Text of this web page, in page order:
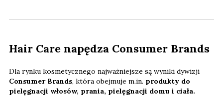
Hair Care napędza Consumer Brands
Dla rynku kosmetycznego najważniejsze są wyniki dywizji
Consumer Brands, która obejmuje m.in. produkty do
pielęgnacji włosów, prania, pielęgnacji domu i ciała.